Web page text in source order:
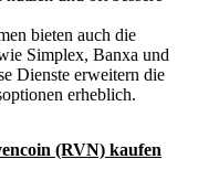
bieten auch die
Simplex, Banxa und
Dienste erweitern die
erheblich.
(RVN) kaufen